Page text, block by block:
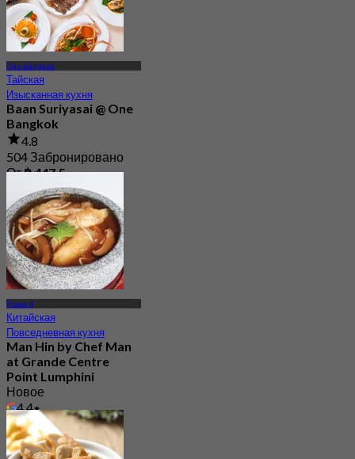
One Bangkok
Тайская
Изысканная кухня
Baan Suriyasai @ One
Bangkok
4.8
504 Забронировано
От฿ 447.5
Рама 4
Китайская
Повседневная кухня
Man Hin by Chef Man
at Grande Centre
Point Lumphini
Новое
4.4
От฿ 410